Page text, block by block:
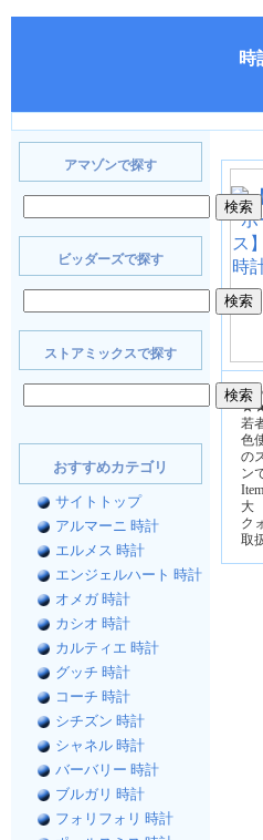
時
【
★★
若
色
の
ン
大
ク
取
アマゾンで探す
ビッダーズで探す
ストアミックスで探す
おすすめカテゴリ
サイトトップ
アルマーニ 時計
エルメス 時計
エンジェルハート 時計
オメガ 時計
カシオ 時計
カルティエ 時計
グッチ 時計
コーチ 時計
シチズン 時計
シャネル 時計
バーバリー 時計
ブルガリ 時計
フォリフォリ 時計